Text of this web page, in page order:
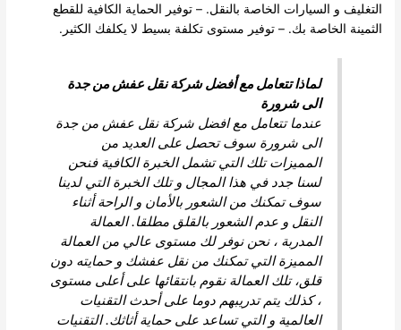
التغليف و السيارات الخاصة بالنقل. – توفير الحماية الكافية للقطع
الثمينة الخاصة بك. – توفير مستوى تكلفة بسيط لا يكلفك الكثير.
لماذا تتعامل مع أفضل شركة نقل عفش من جدة
الى شرورة
عندما تتعامل مع افضل شركة نقل عفش من جدة
الى شرورة سوف تحصل على العديد من
المميزات تلك التي تشمل الخبرة الكافية فنحن
لسنا جدد في هذا المجال و تلك الخبرة التي لدينا
سوف تمكنك من الشعور بالأمان و الراحة أثناء
النقل و عدم الشعور بالقلق مطلقا. العمالة
المدربة ، نحن نوفر لك مستوى عالي من العمالة
المميزة التي تمكنك من نقل عفشك و حمايته دون
قلق، تلك العمالة نقوم بانتقائها على أعلى مستوى
، كذلك يتم تدريبهم دوما على أحدث التقنيات
العالمية و التي تساعد على حماية أثاثك. التقنيات